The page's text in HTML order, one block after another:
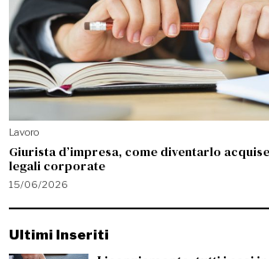
Lavoro
Giurista d’impresa, come diventarlo
legali corporate
15/06/2026
Ultimi Inseriti